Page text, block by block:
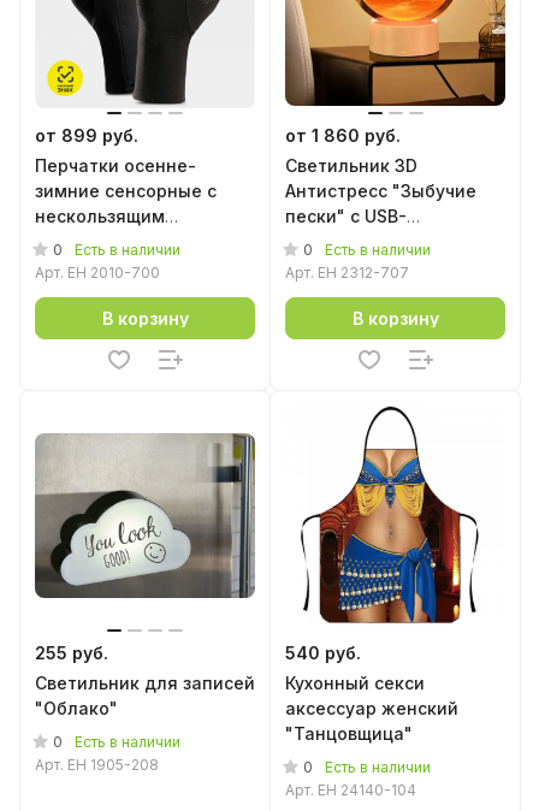
от 899 руб.
Перчатки осенне-
зимние сенсорные с
нескользящим
покрытием
0
Есть в наличии
Арт. EH 2010-700
В корзину
от 1 860 руб.
Светильник 3D
Антистресс "Зыбучие
пески" с USB-
подзарядкой
0
Есть в наличии
Арт. EH 2312-707
В корзину
255 руб.
Светильник для записей
"Облако"
0
Есть в наличии
Арт. EH 1905-208
540 руб.
Кухонный секси
аксессуар женский
"Танцовщица"
0
Есть в наличии
Арт. EH 24140-104